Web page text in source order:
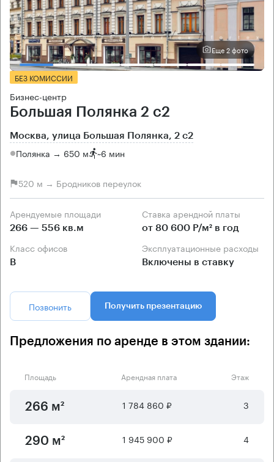
Еще 2 фото
БЕЗ КОМИССИИ
Бизнес-центр
Большая Полянка 2 с2
Москва, улица Большая Полянка, 2 с2
Полянка → 650 м ~6 мин
520 м → Бродников переулок
Арендуемые площади
266 — 556 кв.м
Ставка арендной платы
от 80 600 Р/м² в год
Класс офисов
B
Эксплуатационные расходы
Включены в ставку
Позвонить Получить презентацию
Предложения по аренде в этом здании:
Площадь Арендная плата Этаж
266 м² 1 784 860 ₽ 3
290 м² 1 945 900 ₽ 4